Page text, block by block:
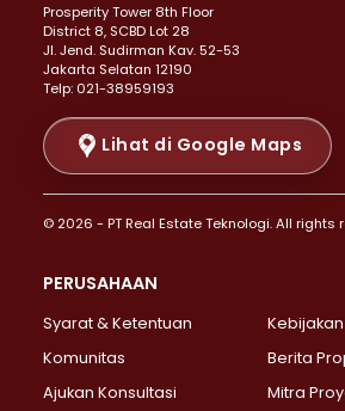
Properti Dijual di Menteng >
Properti Dijual di Senen >
Properti Dijual di Tanah Abang >
Properti Dijual di Cikini >
Properti Dijual di Kramat >
Properti Dijual di Pasar Baru >
Properti Dijual di Bendungan Hilir >
Properti Dijual di Jakarta
Properti Dijual di Lebak Bulus >
Properti Dijual di Gandaria Selatan >
Properti Dijual di Pondok Labu >
Prosperity Tower 8th Floor
District 8, SCBD Lot 28
JI. Jend. Sudirman Kav. 52-53
Jakarta Selatan 12190
Telp: 021-38959193
Lihat di Google Maps
© 2026 - PT Real Estate Teknologi. All rights
PERUSAHAAN
Syarat & Ketentuan
Komunitas
Berita
Ajukan Konsultasi
Mitra